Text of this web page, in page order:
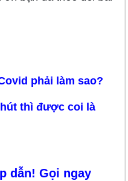
phải làm sao?
thì được coi là
dẫn! Gọi ngay